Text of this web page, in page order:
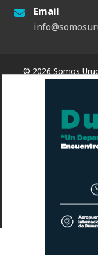
Email
© 2026 Somos